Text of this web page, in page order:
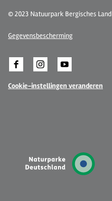
© 2023 Natuurpark Bergisches Land
Gegevensbescherming
Cookie-instellingen veranderen